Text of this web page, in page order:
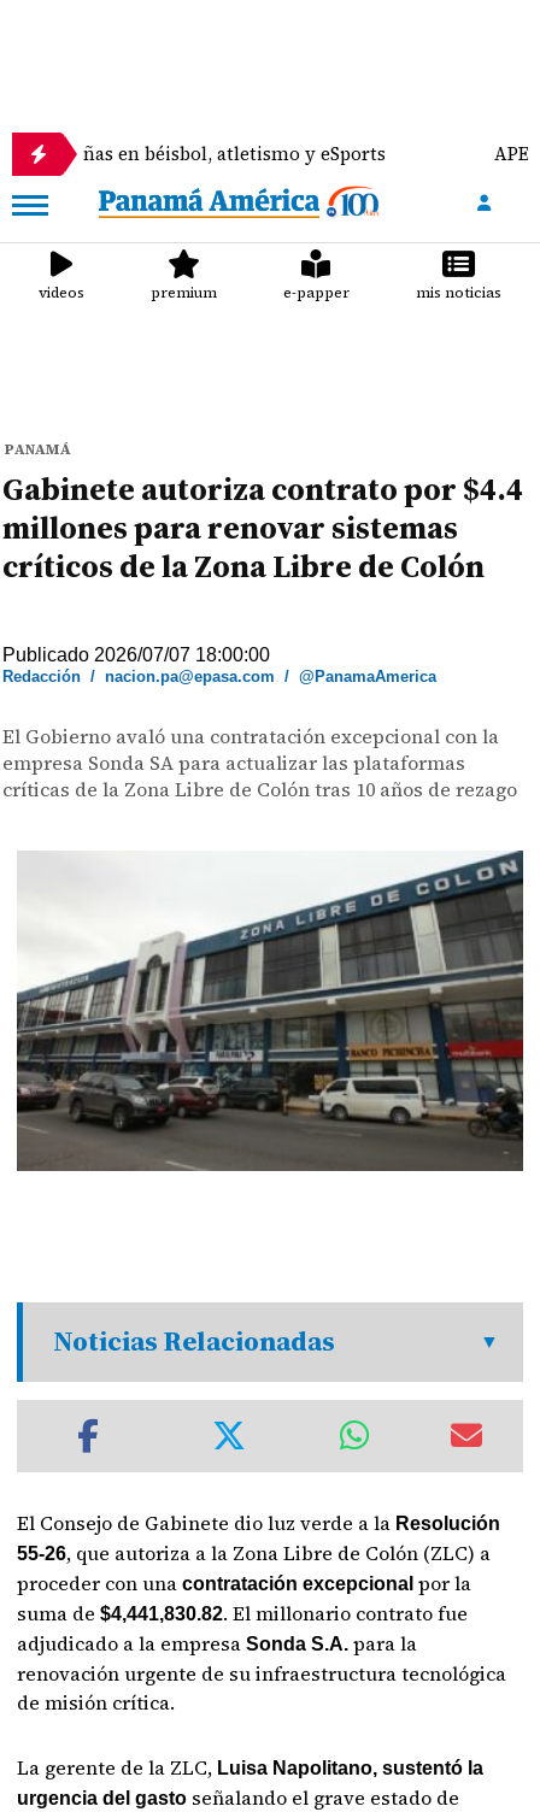
en béisbol, atletismo y eSports APEDE
videos premium e-papper mis noticias
PANAMÁ
Gabinete autoriza contrato por $4.4
millones para renovar sistemas
críticos de la Zona Libre de Colón
Publicado 2026/07/07 18:00:00
Redacción /nacion.pa@epasa.com /@PanamaAmerica
El Gobierno avaló una contratación excepcional con la
empresa Sonda SA para actualizar las plataformas
críticas de la Zona Libre de Colón tras 10 años de rezago
Noticias Relacionadas
El Consejo de Gabinete dio luz verde a la Resolución
55-26, que autoriza a la Zona Libre de Colón (ZLC) a
proceder con unacontratación excepcional por la
suma de$4,441,830.82. El millonario contrato fue
adjudicado a la empresaSonda S.A. para la
renovación urgente de su infraestructura tecnológica
de misión crítica.
La gerente de la ZLC, Luisa Napolitano, sustentó la
urgencia del gasto señalando el grave estado de